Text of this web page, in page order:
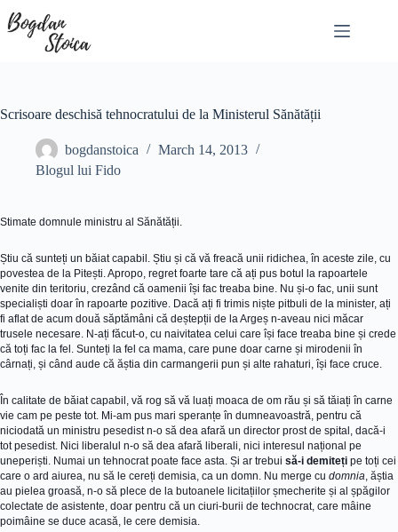
to
content
Scrisoare deschisă tehnocratului de la Ministerul Sănătății
bogdanstoica
March 14, 2013
Blogul lui Fido
Stimate domnule ministru al Sănătății.
Știu că sunteți un băiat capabil. Știu și că vă freacă unii ridichea, în aceste zile, cu
povestea de la Pitești. Apropo, regret foarte tare că ați pus botul la rapoartele
venite din teritoriu, crezând că oamenii își fac treaba bine. Nu și-o fac, unii sunt
specialiști doar în rapoarte pozitive. Dacă ați fi trimis niște pitbuli de la minister, ați
fi aflat de acum două săptămâni că deștepții de la Argeș n-aveau nici măcar
trusele necesare. N-ați făcut-o, cu naivitatea celui care își face treaba bine și crede
că toți fac la fel. Sunteți la fel ca mama, care pune doar carne și mirodenii în
cârnați, și când aude că ăștia din carmangerii pun și alte rahaturi, își face cruce.
În calitate de băiat capabil, vă rog să vă luați moaca de om rău și să tăiați în carne
vie cam pe peste tot. Mi-am pus mari speranțe în dumneavoastră, pentru că
niciodată un ministru pesedist n-o să dea afară un director prost de spital, dacă-i
tot pesedist. Nici liberalul n-o să dea afară liberali, nici interesul național pe
uneperiști. Numai un tehnocrat poate face asta. Și ar trebui să-i demiteți pe toți cei
care o ard aiurea, nu să le cereți demisia, ca un domn. Nu merge cu domnia, ăștia
au pielea groasă, n-o să plece de la butoanele licitațiilor șmecherite și al șpăgilor
colectate de asistente, doar pentru că un ciuri-burii de technocrat, care mâine
poimâine se duce acasă, le cere demisia.